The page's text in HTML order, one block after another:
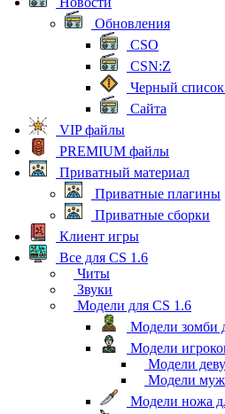
Обновления
CSO
CSN:Z
Черный список
Сайта
VIP файлы
PREMIUM файлы
Приватный материал
Приватные плагины
Приватные сборки
Клиент игры
Все для CS 1.6
Читы
Звуки
Модели для CS 1.6
Модели зомби
Модели
Модели
Модели
Модели ножа